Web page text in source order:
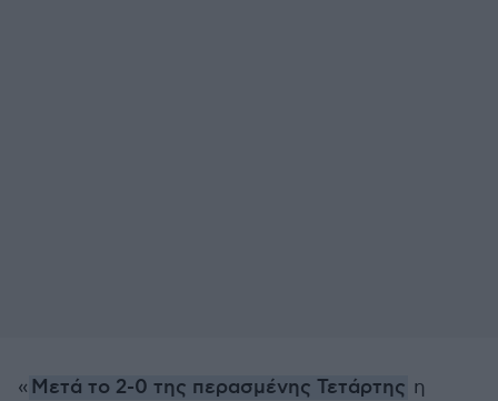
« Μετά το 2-0 της περασμένης Τετάρτης η